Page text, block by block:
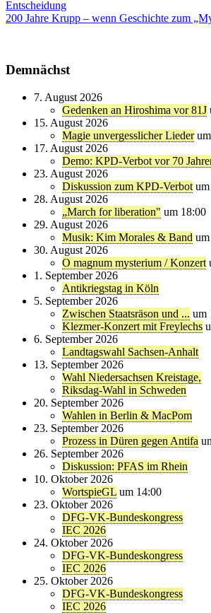
Entscheidung
200 Jahre Krupp – wenn Geschichte zum
Demnächst
7. August 2026
Gedenken an Hiroshima vor 81J
15. August 2026
Magie unvergesslicher Lieder
17. August 2026
Demo: KPD-Verbot vor 70
23. August 2026
Diskussion zum KPD-Verbot
28. August 2026
„March for liberation" um 18:00
29. August 2026
Musik: Kim Morales & Band
30. August 2026
O magnum mysterium / Konzert
1. September 2026
Antikriegstag in Köln
5. September 2026
Zwischen Staatsräson und ... um
Klezmer-Konzert mit Freylechs
6. September 2026
Landtagswahl Sachsen-Anhalt
13. September 2026
Wahl Niedersachsen Kreistage,
Riksdag-Wahl in Schweden
20. September 2026
Wahlen in Berlin & MacPom
23. September 2026
Prozess in Düren gegen Antifa
26. September 2026
Diskussion: PFAS im Rhein
10. Oktober 2026
WortspieGL um 14:00
23. Oktober 2026
DFG-VK-Bundeskongress
IEC 2026
24. Oktober 2026
DFG-VK-Bundeskongress
IEC 2026
25. Oktober 2026
DFG-VK-Bundeskongress
IEC 2026